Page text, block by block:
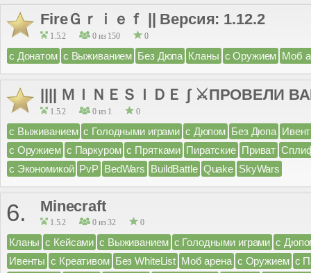
FireＧｒｉｅｆ || Версия: 1.12.2
1.5.2 0 из 150 0
с Донатом с Выживанием Без Дюпа Кланы с Оружием Моб
|||| ＭＩＮＥＳＩＤＥ ʃ ⚔ПРОВЕЛИ
1.5.2 0 из 1 0
с Выживанием с Голодными играми с Дюпом Без Дюпа
с Оружием с Паркуром с Прятками Пиратские Приват
с Экономикой PvP BedWars BuildBattle Quake SkyWars
6. Minecraft
1.5.2 0 из 32 0
Кланы с Кейсами с Выживанием с Голодными играми с
Ивенты с Креативом Без WhiteList Моб арена с Оружием с